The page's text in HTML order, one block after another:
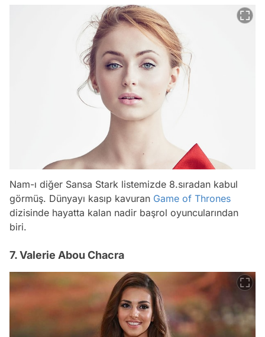
Nam-ı diğer Sansa Stark listemizde 8.sıradan kabul
görmüş. Dünyayı kasıp kavuran Game of Thrones
dizisinde hayatta kalan nadir başrol oyuncularından
biri.
7. Valerie Abou Chacra